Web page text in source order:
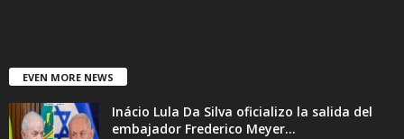
EVEN MORE NEWS
Inácio Lula Da Silva oficializo la salida del
embajador Frederico Meyer...